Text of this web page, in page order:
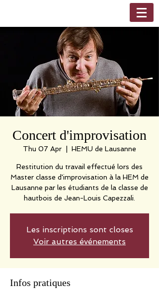
Concert d'improvisation
Thu 07 Apr HEMU de Lausanne
Restitution du travail effectué lors des
Master classe d'improvisation à la HEM de
Lausanne par les étudiants de la classe de
hautbois de Jean-Louis Capezzali.
Les inscriptions sont closes
Voir autres événements
Infos pratiques